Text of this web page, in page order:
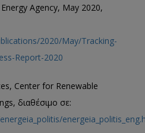
Agency, May 2020,
2020/May/Tracking-
Report-2020
Center for Renewable
διαθέσιμο σε: